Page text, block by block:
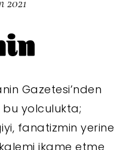
2021
Gazetesi’nden
bu yolculukta;
fanatizmin yerine
ikame etme